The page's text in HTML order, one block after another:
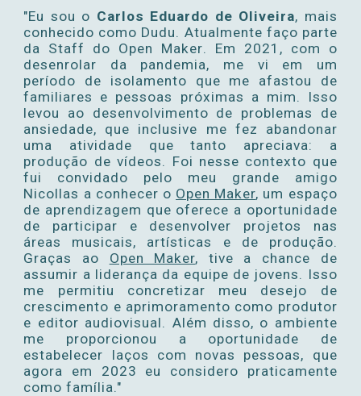
"Eu sou o Carlos Eduardo de Oliveira, mais
conhecido como Dudu. Atualmente faço parte
da Staff do Open Maker . Em 2021, com o
desenrolar da pandemia, me vi em um
período de isolamento que me afastou de
familiares e pessoas próximas a mim. Isso
levou ao desenvolvimento de problemas de
ansiedade, que inclusive me fez abandonar
uma atividade que tanto apreciava: a
produção de vídeos. Foi nesse contexto que
fui convidado pelo meu grande amigo
Nicollas a conhecer o Open Maker, um espaço
de aprendizagem que oferece a oportunidade
de participar e desenvolver projetos nas
áreas musicais, artísticas e de produção.
Graças ao Open Maker, tive a chance de
assumir a liderança da equipe de jovens. Isso
me permitiu concretizar meu desejo de
crescimento e aprimoramento como produtor
e editor audiovisual. Além disso, o ambiente
me proporcionou a oportunidade de
estabelecer laços com novas pessoas, que
agora em 2023 eu considero praticamente
como família."